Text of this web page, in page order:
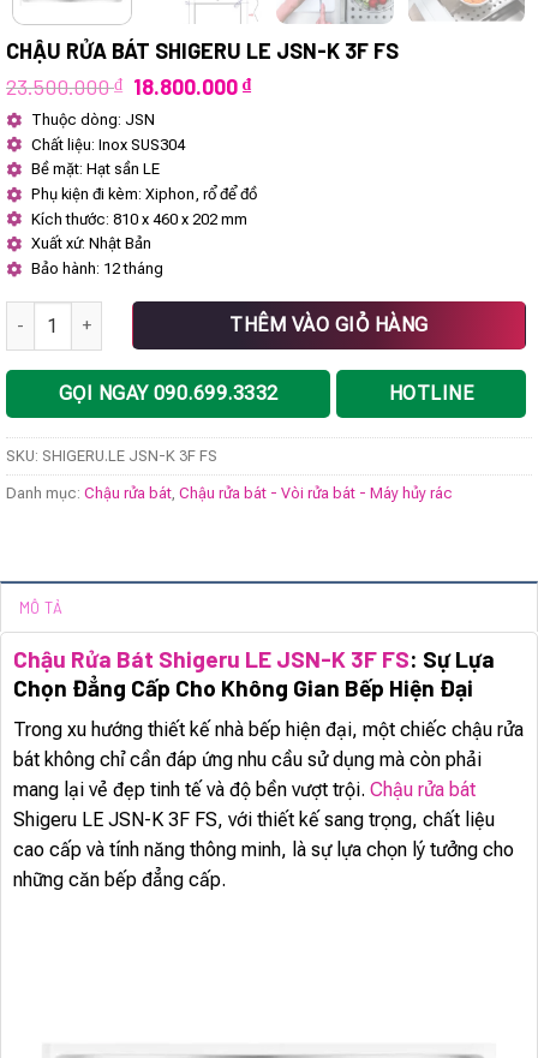
CHẬU RỬA BÁT SHIGERU LE JSN-K 3F FS
23.500.000₫ Giá
là:
23.500.000 ₫.
18.800.000₫Giá
Thuộc dòng: JSN
Chất liệu: Inox SUS304
Bề mặt: Hạt sần LE
Phụ kiện đi kèm: Xiphon, rổ để đồ
Kích thước: 810 x 460 x 202 mm
Xuất xứ: Nhật Bản
Bảo hành: 12 tháng
Chậu rửa bát SHIGERU LE JSN-K 3F FS số lượng
THÊM VÀO GIỎ HÀNG
GỌI NGAY 090.699.3332 HOTLINE
SKU: SHIGERU.LE JSN-K 3F FS
Danh mục: Chậu rửa bát Chậu rửa bát - Vòi rửa bát - Máy hủy rác
MÔ TẢ
Chậu Rửa Bát Shigeru LE JSN-K 3F FS: Sự Lựa
Chọn Đẳng Cấp Cho Không Gian Bếp Hiện Đại
Trong xu hướng thiết kế nhà bếp hiện đại, một chiếc chậu rửa
bát không chỉ cần đáp ứng nhu cầu sử dụng mà còn phải
mang lại vẻ đẹp tinh tế và độ bền vượt trội. Chậu rửa bát
Shigeru LE JSN-K 3F FS, với thiết kế sang trọng, chất liệu
cao cấp và tính năng thông minh, là sự lựa chọn lý tưởng cho
những căn bếp đẳng cấp.